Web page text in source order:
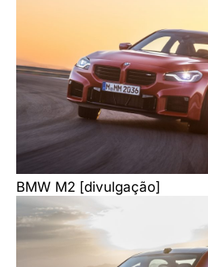
BMW M2 [divulgação]